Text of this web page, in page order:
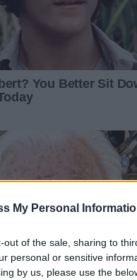
My Personal
out of the sale, sharing to
personal or sensitive
by us, please use the